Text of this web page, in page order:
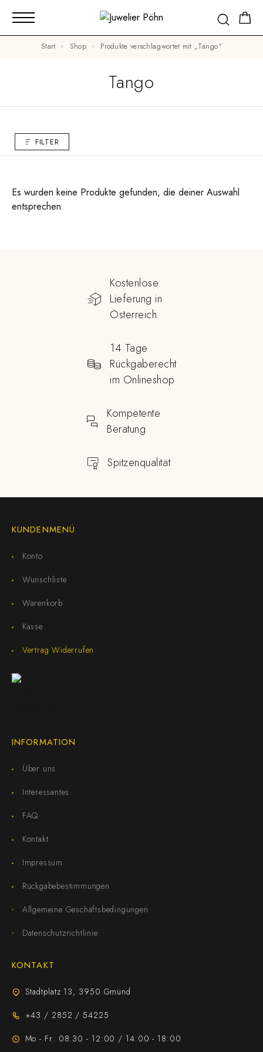
Start Shop Produkte verschlagwortet mit „Tango“
Tango
FILTER
Es wurden keine Produkte gefunden, die deiner Auswahl
entsprechen.
Kostenlose
Lieferung in
Österreich
14 Tage
Rückgaberecht
im Onlineshop
Kompetente
Beratung
Spitzenqualität
KUNDENMENÜ
Konto
Wunschliste
Warenkorb
Kasse
Vertrag Widerrufen
INFORMATION
Über uns
Interessantes
FAQ
Kontakt
Impressum
Rückgabebestimmungen
Allgemeine Geschäftsbedingungen
Datenschutzrichtlinie
KONTAKT
Stadtplatz 13, 3950 Gmünd
+43 / 2852 / 54225
Mo - Fr: 08:30 - 12:00 / 14:00 - 18:00